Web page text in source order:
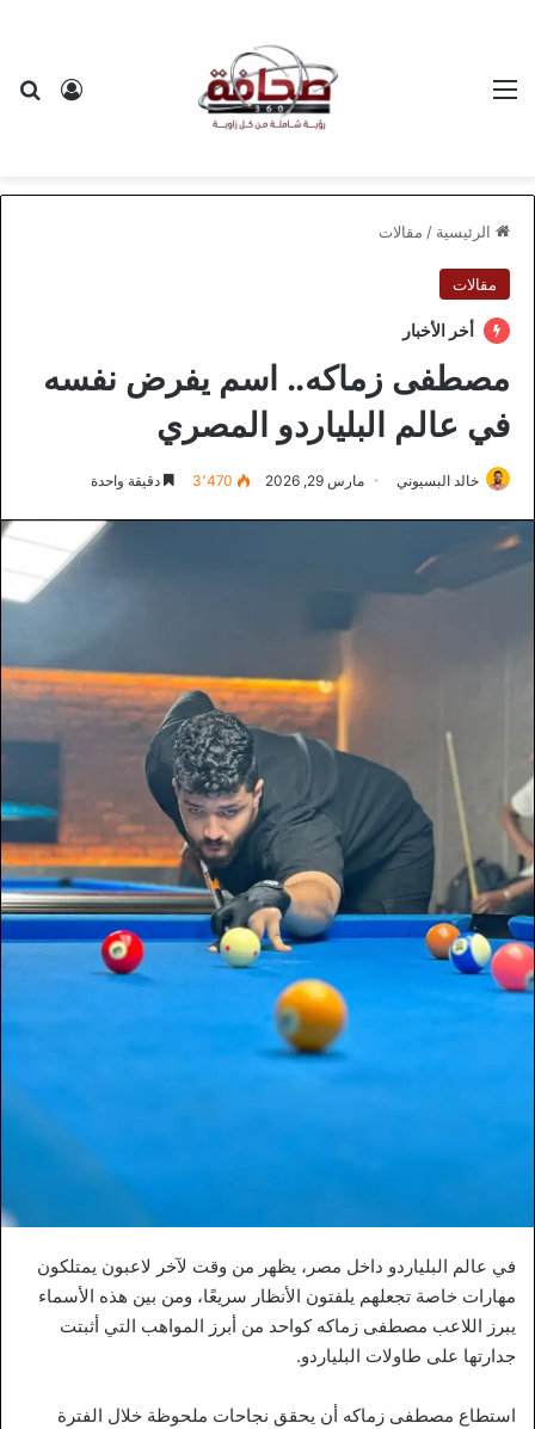
الرئيسية / مقالات
مقالات
أخر الأخبار
مصطفى زماكه.. اسم يفرض نفسه
في عالم البلياردو المصري
خالد البسيوني مارس 29, 2026 3٬470 دقيقة واحدة
في عالم البلياردو داخل مصر، يظهر من وقت لآخر لاعبون يمتلكون
مهارات خاصة تجعلهم يلفتون الأنظار سريعًا، ومن بين هذه الأسماء
يبرز اللاعب مصطفى زماكه كواحد من أبرز المواهب التي أثبتت
جدارتها على طاولات البلياردو.
استطاع مصطفى زماكه أن يحقق نجاحات ملحوظة خلال الفترة